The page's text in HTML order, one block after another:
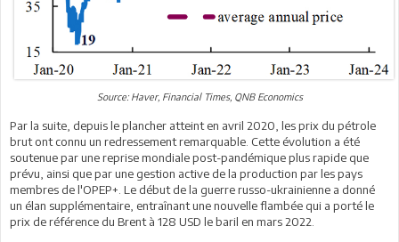
Source: Haver, Financial Times, QNB Economics
Par la suite, depuis le plancher atteint en avril 2020, les prix du pétrole
brut ont connu un redressement remarquable. Cette évolution a été
soutenue par une reprise mondiale post-pandémique plus rapide que
prévu, ainsi que par une gestion active de la production par les pays
membres de l'OPEP+. Le début de la guerre russo-ukrainienne a donné
un élan supplémentaire, entraînant une nouvelle flambée qui a porté le
prix de référence du Brent à 128 USD le baril en mars 2022.